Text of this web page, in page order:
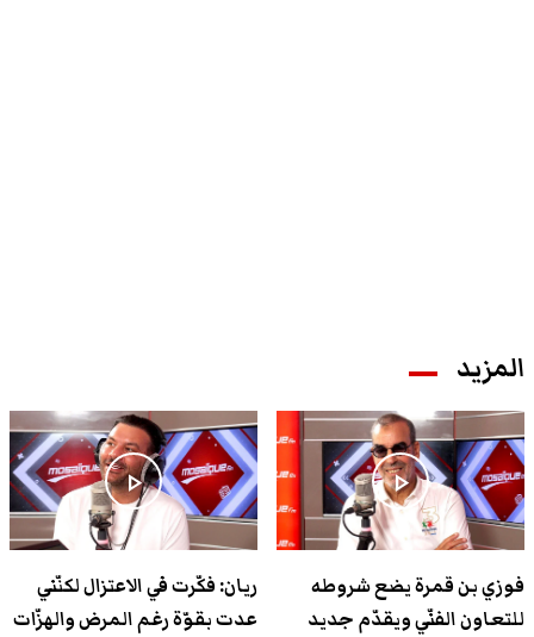
المزيد
play_arrow
فوزي بن قمرة يضع شروطه
للتعاون الفنّي ويقدّم جديد
play_arrow
ريان: فكّرت في الاعتزال لكنّني
عدت بقوّة رغم المرض والهزّات